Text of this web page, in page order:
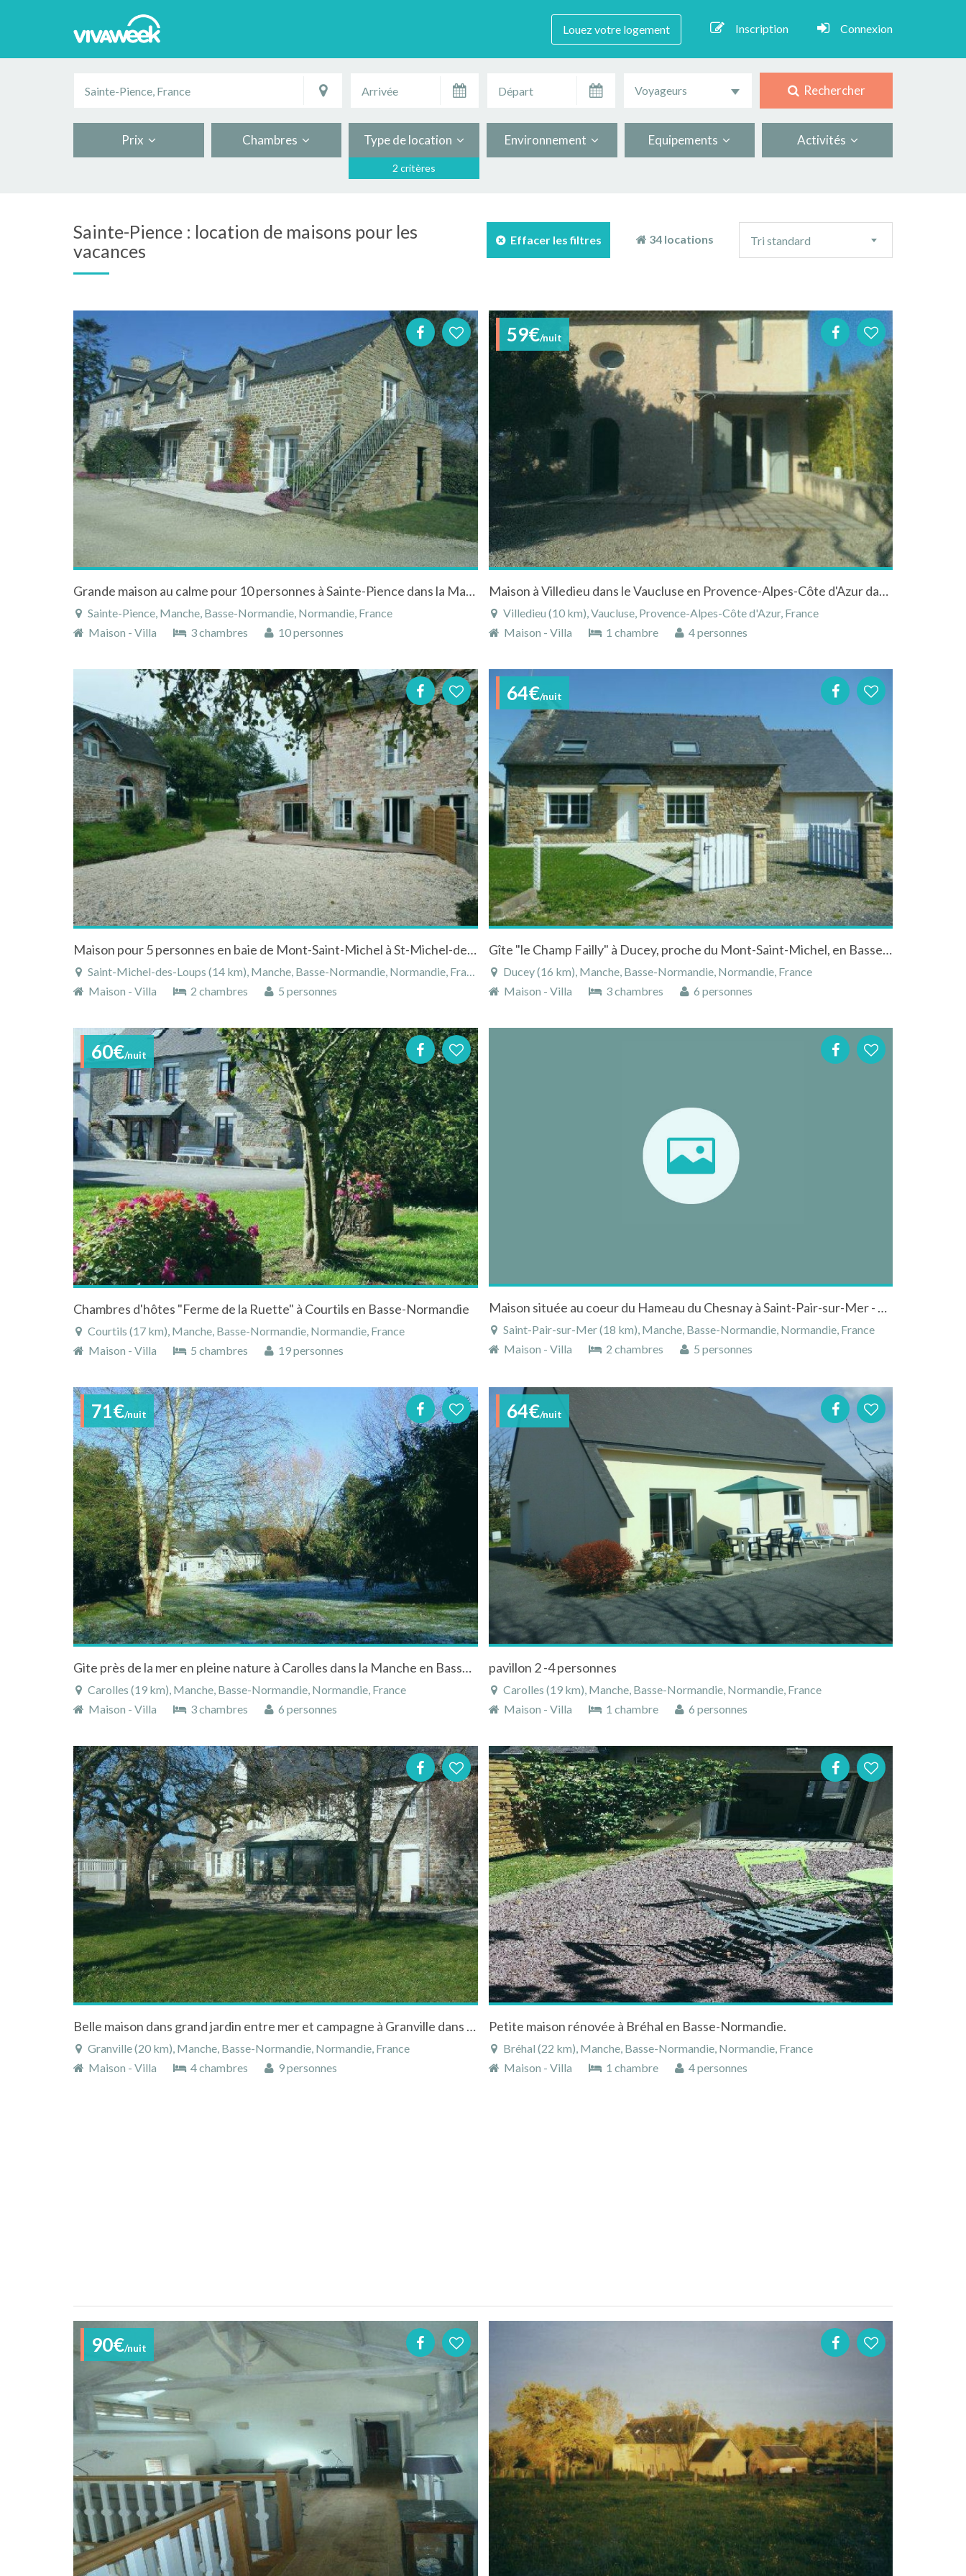
Louez votre logement Inscription Connexion
Voyageurs Rechercher
Prix Chambres Type de location
2 critères
Environnement Equipements Activités
Sainte-Pience : location de maisons pour les
vacances
Effacer les filtres 34 locations
tri
Tri standard
Grande maison au calme pour 10 personnes à Sainte-Pience dans la Manche en Normandie
Sainte-Pience, Manche, Basse-Normandie, Normandie, France
Maison - Villa
3 chambres 10 personnes
59€/nuit
Maison à Villedieu dans le Vaucluse en Provence-Alpes-Côte d'Azur dans ancienne chapelle renovée tout proche de Vaison la Romaine
Villedieu (10 km), Vaucluse, Provence-Alpes-Côte d'Azur, France
Maison - Villa
1 chambre 4 personnes
Maison pour 5 personnes en baie de Mont-Saint-Michel à St-Michel-des-Loups
Saint-Michel-des-Loups (14 km), Manche, Basse-Normandie, Normandie, France
Maison - Villa
2 chambres 5 personnes
64€/nuit
Gîte "le Champ Failly" à Ducey, proche du Mont-Saint-Michel, en Basse-Normandie
Ducey (16 km), Manche, Basse-Normandie, Normandie, France
Maison - Villa
3 chambres 6 personnes
60€/nuit
Chambres d'hôtes "Ferme de la Ruette" à Courtils en Basse-Normandie
Courtils (17 km), Manche, Basse-Normandie, Normandie, France
Maison - Villa
5 chambres 19 personnes
Maison située au coeur du Hameau du Chesnay à Saint-Pair-sur-Mer - Basse-Normandie
Saint-Pair-sur-Mer (18 km), Manche, Basse-Normandie, Normandie, France
Maison - Villa
2 chambres 5 personnes
71€/nuit
Gite près de la mer en pleine nature à Carolles dans la Manche en Basse-Normandie
Carolles (19 km), Manche, Basse-Normandie, Normandie, France
Maison - Villa
3 chambres 6 personnes
64€/nuit
pavillon 2 -4 personnes
Carolles (19 km), Manche, Basse-Normandie, Normandie, France
Maison - Villa
1 chambre 6 personnes
Belle maison dans grand jardin entre mer et campagne à Granville dans la Manche en Normandie
Granville (20 km), Manche, Basse-Normandie, Normandie, France
Maison - Villa
4 chambres 9 personnes
Petite maison rénovée à Bréhal en Basse-Normandie.
Bréhal (22 km), Manche, Basse-Normandie, Normandie, France
Maison - Villa
1 chambre 4 personnes
90€/nuit